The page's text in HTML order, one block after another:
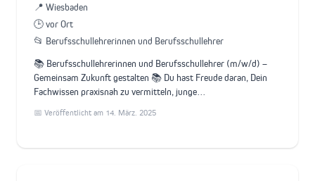
📍 Wiesbaden
🕒 vor Ort
📂 Berufsschullehrerinnen und Berufsschullehrer
📚 Berufsschullehrerinnen und Berufsschullehrer (m/w/d) –
Gemeinsam Zukunft gestalten 📚 Du hast Freude daran, Dein
Fachwissen praxisnah zu vermitteln, junge…
📅 Veröffentlicht am 14. März. 2025